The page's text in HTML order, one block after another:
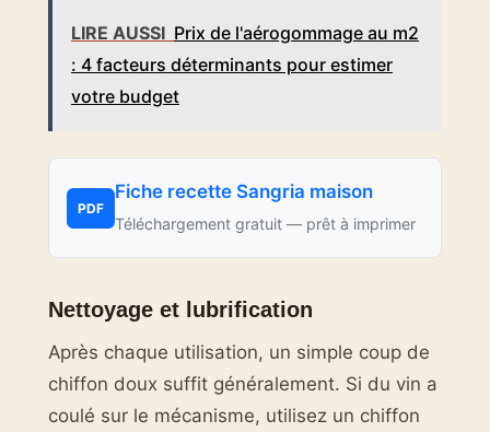
LIRE AUSSI Prix de l'aérogommage au m2
: 4 facteurs déterminants pour estimer
votre budget
PDF
Fiche recette Sangria maison
Téléchargement gratuit — prêt à imprimer
Nettoyage et lubrification
Après chaque utilisation, un simple coup de
chiffon doux suffit généralement. Si du vin a
coulé sur le mécanisme, utilisez un chiffon